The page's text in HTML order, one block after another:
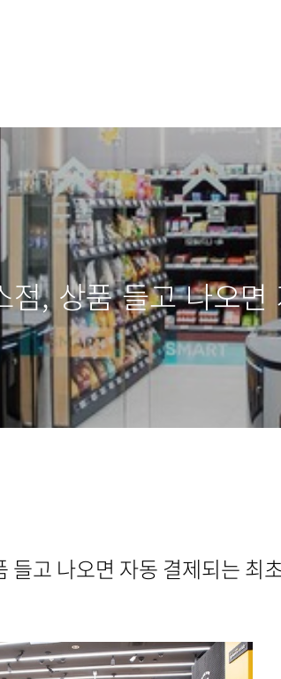
점, 상품 들고 나오
고 나오면 자동 결제되는 최